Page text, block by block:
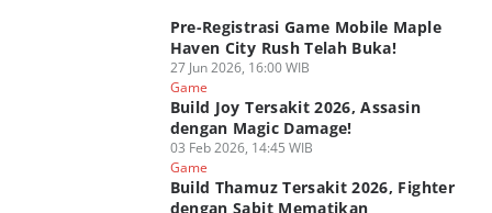
Pre-Registrasi Game Mobile Maple
Haven City Rush Telah Buka!
27 Jun 2026, 16:00 WIB
Game
Build Joy Tersakit 2026, Assasin
dengan Magic Damage!
03 Feb 2026, 14:45 WIB
Game
Build Thamuz Tersakit 2026, Fighter
dengan Sabit Mematikan